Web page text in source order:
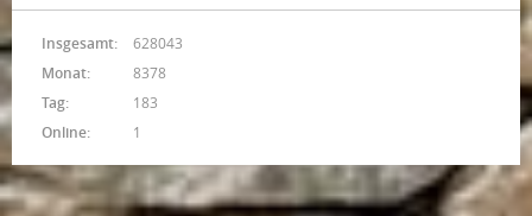
Online: 1
Insgesamt:
628043
Monat:
8378
Tag:
183